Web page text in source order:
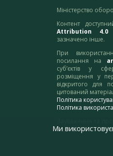
Міністерство
Контент
Attribution 4.0
зазначено інше.
При
посилання на
суб’єктів у
розміщення у
відкритого для
цитований
Політика
Політика
адресу:
Ми